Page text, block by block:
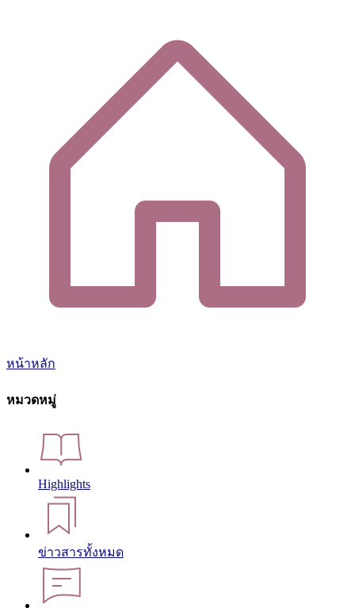
หน้าหลัก
หมวดหมู่
Highlights
ข่าวสารทั้งหมด